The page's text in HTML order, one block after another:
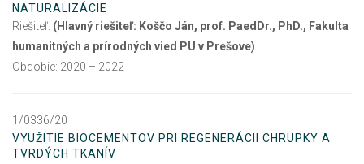
NATURALIZÁCIE
Riešiteľ: (Hlavný riešiteľ: Koščo Ján, prof. PaedDr., PhD., Fakulta
humanitných a prírodných vied PU v Prešove)
Obdobie: 2020 – 2022
1/0336/20
VYUŽITIE BIOCEMENTOV PRI REGENERÁCII CHRUPKY A
TVRDÝCH TKANÍV